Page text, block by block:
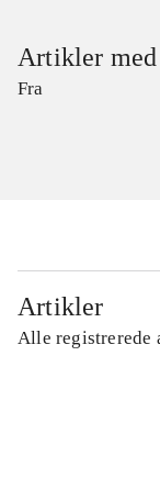
Artikler med
Fra
Artikler
Alle registrerede